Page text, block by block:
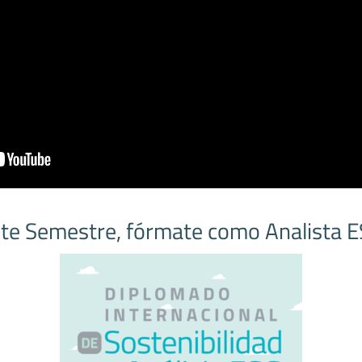
Semestre, fórmate como Analista